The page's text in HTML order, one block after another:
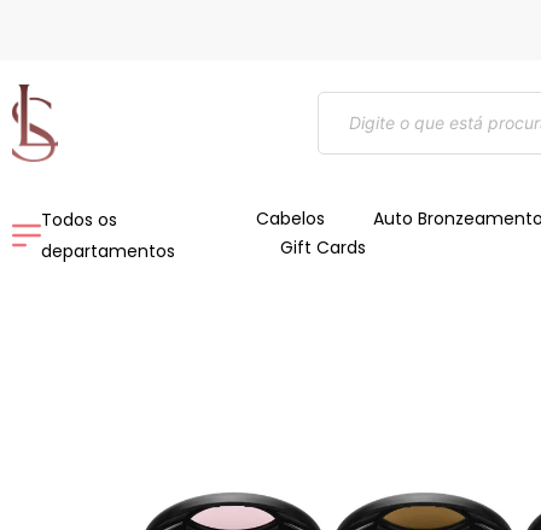
conteúdo
Pesquisar
produtos
Todos os
departamentos
Cabelos
Auto
Gift Cards